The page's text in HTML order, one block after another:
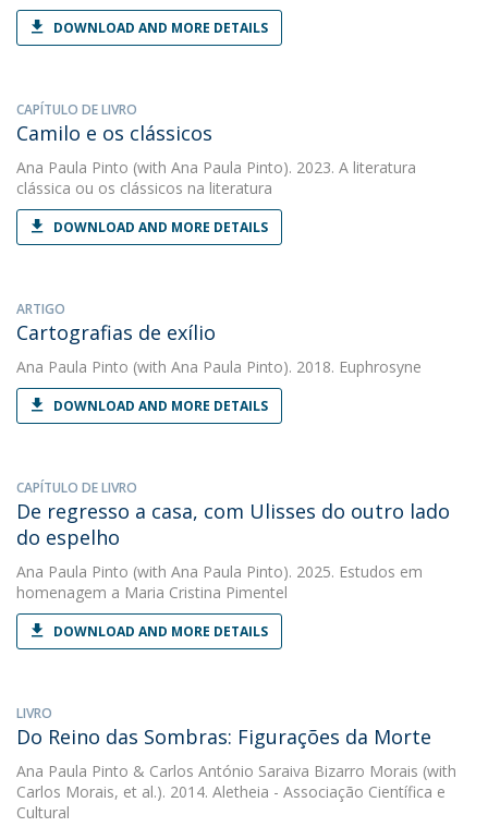
DOWNLOAD AND MORE DETAILS
CAPÍTULO DE LIVRO
Camilo e os clássicos
Ana Paula Pinto (with Ana Paula Pinto). 2023. A literatura
clássica ou os clássicos na literatura
DOWNLOAD AND MORE DETAILS
ARTIGO
Cartografias de exílio
Ana Paula Pinto (with Ana Paula Pinto). 2018. Euphrosyne
DOWNLOAD AND MORE DETAILS
CAPÍTULO DE LIVRO
De regresso a casa, com Ulisses do outro lado
do espelho
Ana Paula Pinto (with Ana Paula Pinto). 2025. Estudos em
homenagem a Maria Cristina Pimentel
DOWNLOAD AND MORE DETAILS
LIVRO
Do Reino das Sombras: Figurações da Morte
Ana Paula Pinto & Carlos António Saraiva Bizarro Morais (with
Carlos Morais, et al.). 2014. Aletheia - Associação Científica e
Cultural